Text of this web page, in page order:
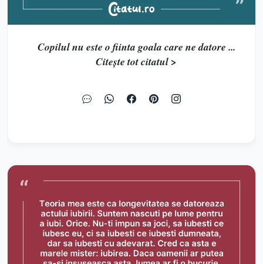
Copilul nu este o fiinta goala care ne datore ...
Citește tot citatul >